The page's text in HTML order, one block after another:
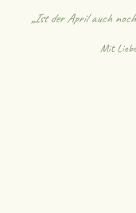
„Ist der April auch
Mit